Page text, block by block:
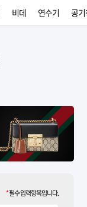
비데 연수기 공
*필수 입력항목입니다.